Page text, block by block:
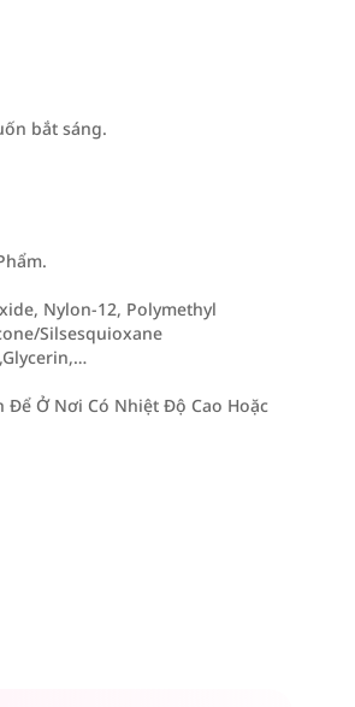
bắt sáng.
Nylon-12, Polymethyl
Silsesquioxane
Để Ở Nơi Có Nhiệt Độ Cao Hoặc